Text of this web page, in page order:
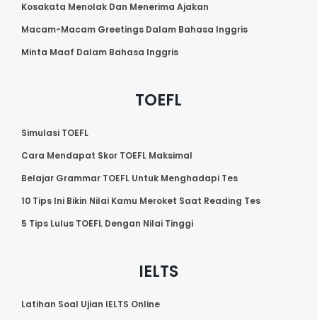
Kosakata Menolak Dan Menerima Ajakan
Macam-Macam Greetings Dalam Bahasa Inggris
Minta Maaf Dalam Bahasa Inggris
TOEFL
Simulasi TOEFL
Cara Mendapat Skor TOEFL Maksimal
Belajar Grammar TOEFL Untuk Menghadapi Tes
10 Tips Ini Bikin Nilai Kamu Meroket Saat Reading Tes
5 Tips Lulus TOEFL Dengan Nilai Tinggi
IELTS
Latihan Soal Ujian IELTS Online